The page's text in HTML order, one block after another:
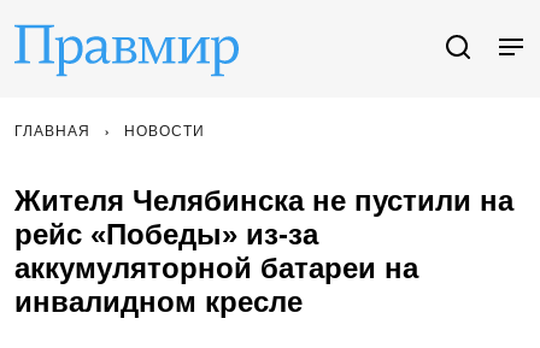
ГЛАВНАЯ НОВОСТИ
Жителя Челябинска не пустили на
рейс «Победы» из-за
аккумуляторной батареи на
инвалидном кресле